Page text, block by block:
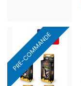
PRE-COMMANDE